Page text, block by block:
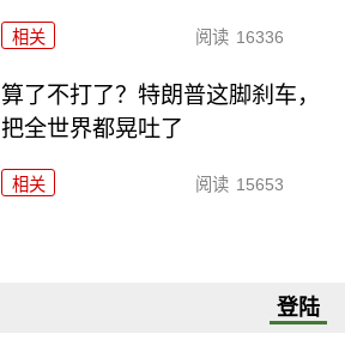
相关 阅读 16336
算了不打了？特朗普这脚刹车，
把全世界都晃吐了
相关 阅读 15653
登陆